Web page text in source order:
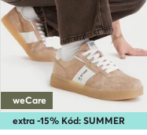
extra -15% Kód: SUMMER
weCare